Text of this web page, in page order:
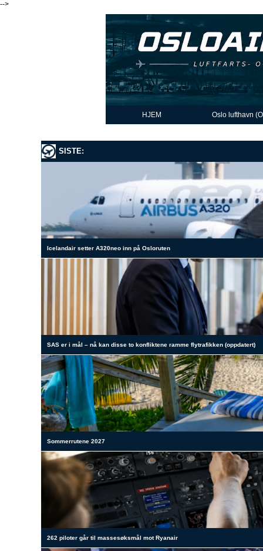
-->
HJEM Oslo lufthavn
SISTE:
Icelandair setter A320neo inn på Osloruten
SAS er i mål – nå kan disse to konfliktene ramme flytrafikken (oppdatert)
Sommerrutene 2027
262 piloter går til massesøksmål mot Ryanair